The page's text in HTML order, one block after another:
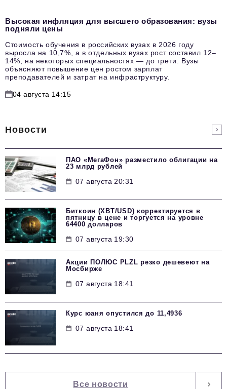
Высокая инфляция для высшего образования: вузы
подняли цены
Стоимость обучения в российских вузах в 2026 году
выросла на 10,7%, а в отдельных вузах рост составил 12–
14%, на некоторых специальностях — до трети. Вузы
объясняют повышение цен ростом зарплат
преподавателей и затрат на инфраструктуру.
04 августа 14:15
Новости
ПАО «МегаФон» разместило облигации на
23 млрд рублей
07 августа 20:31
Биткоин (XBT/USD) корректируется в
пятницу в цене и торгуется на уровне
64400 долларов
07 августа 19:30
Акции ПОЛЮС PLZL резко дешевеют на
Мосбирже
07 августа 18:41
Курс юаня опустился до 11,4936
07 августа 18:41
Все новости